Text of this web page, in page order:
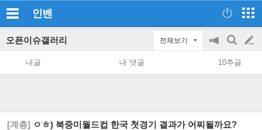
인벤
오픈이슈갤러리 전체보기
공
지
on/off
검
색
글
쓰
내글 내 댓글 10추글
[계층] ㅇㅎ) 북중미월드컵 한국 첫경기 결과가 어찌될까요?